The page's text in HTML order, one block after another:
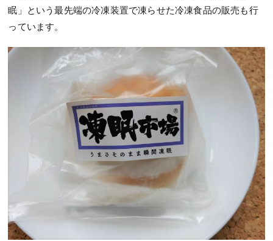
眠」という最先端の冷凍装置で凍らせた冷凍食品の販売も行
っています。